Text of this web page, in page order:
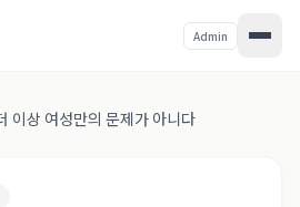
Admin
이상 여성만의 문제가 아니다